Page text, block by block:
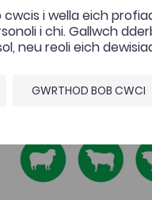
cyhoeddi: 2020
Amaeth
Pont i'r Brifysgol
Ôl-16
glipiau fideo a
Maent yn 5 i 8 munud
milfeddygon,
i wella eich
i chi. Gallwch
neu reoli eich
GWRTHOD BOB CWCI